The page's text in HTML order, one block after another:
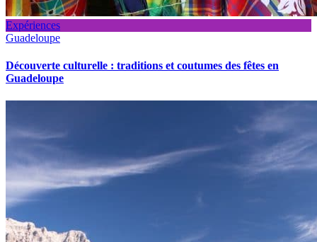
Expériences
Guadeloupe
Découverte culturelle : traditions et coutumes des fêtes en
Guadeloupe